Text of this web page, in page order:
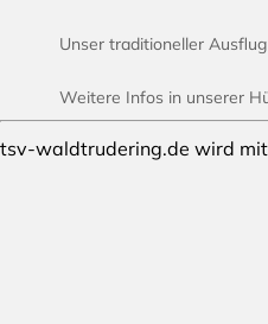
Unser traditioneller
Weitere Infos in unserer
tsv-waldtrudering.de wird